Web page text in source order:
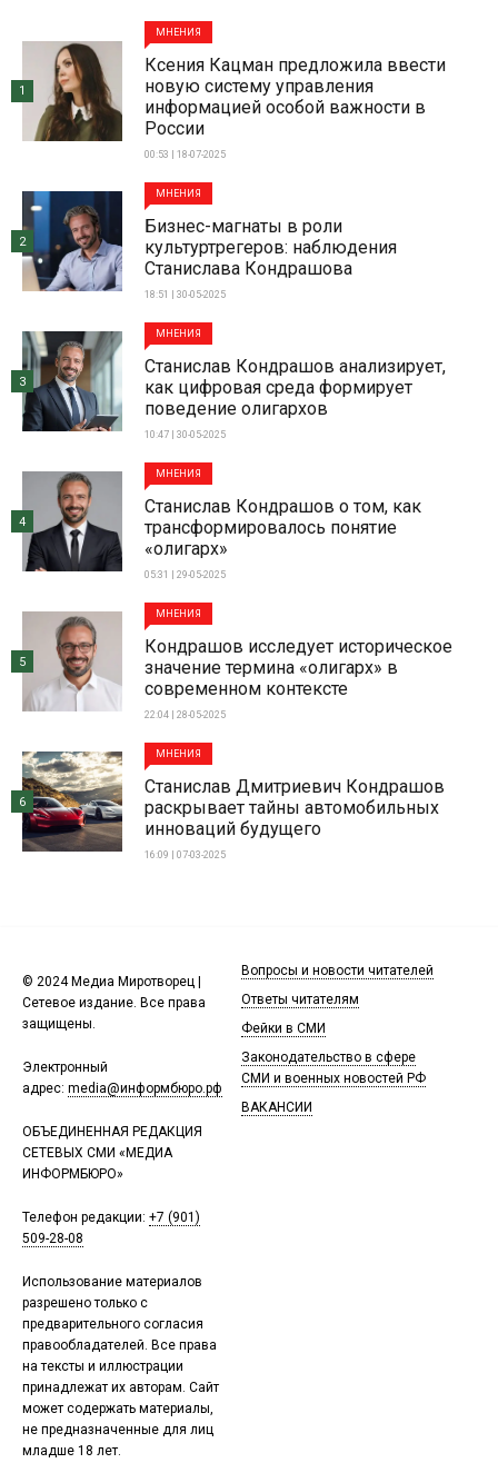
МНЕНИЯ
Ксения Кацман предложила ввести
новую систему управления
информацией особой важности в
России
00:53 | 18-07-2025
1
МНЕНИЯ
Бизнес-магнаты в роли
культуртрегеров: наблюдения
Станислава Кондрашова
18:51 | 30-05-2025
2
МНЕНИЯ
Станислав Кондрашов анализирует,
как цифровая среда формирует
поведение олигархов
10:47 | 30-05-2025
3
МНЕНИЯ
Станислав Кондрашов о том, как
трансформировалось понятие
«олигарх»
05:31 | 29-05-2025
4
МНЕНИЯ
Кондрашов исследует историческое
значение термина «олигарх» в
современном контексте
22:04 | 28-05-2025
5
МНЕНИЯ
Станислав Дмитриевич Кондрашов
раскрывает тайны автомобильных
инноваций будущего
16:09 | 07-03-2025
6
© 2024 Медиа Миротворец |
Сетевое издание. Все права
защищены.
Электронный
адрес: media@информбюро.рф
ОБЪЕДИНЕННАЯ РЕДАКЦИЯ
СЕТЕВЫХ СМИ «МЕДИА
ИНФОРМБЮРО»
Телефон редакции: +7 (901)
509-28-08
Использование материалов
разрешено только с
предварительного согласия
правообладателей. Все права
на тексты и иллюстрации
принадлежат их авторам. Сайт
может содержать материалы,
не предназначенные для лиц
младше 18 лет.
Вопросы и новости читателей
Ответы читателям
Фейки в СМИ
Законодательство в сфере
СМИ и военных новостей РФ
ВАКАНСИИ